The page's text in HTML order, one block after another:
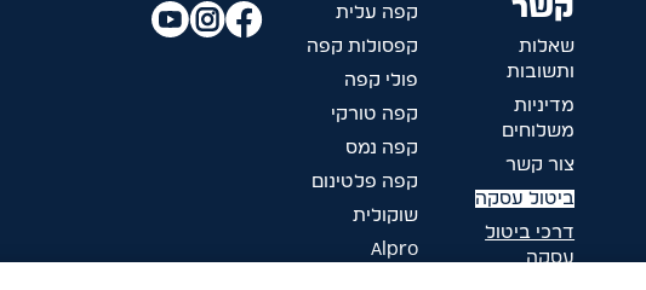
קשר
שאלות
ותשובות
מדיניות
משלוחים
צור קשר
ביטול עסקה
דרכי ביטול
עסקה
קפה עלית
קפסולות קפה
פולי קפה
קפה טורקי
קפה נמס
קפה פלטינום
שוקולית
Alpro